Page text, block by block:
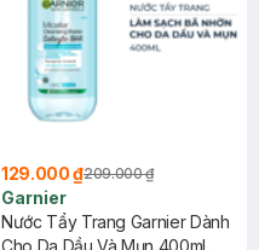
129.000 ₫209.000 ₫
Garnier
Nước Tẩy Trang Garnier Dành
Cho Da Dầu Và Mụn 400ml